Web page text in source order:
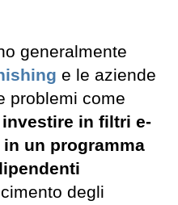
generalmente
e le aziende
problemi come
in filtri e-
un programma
degli